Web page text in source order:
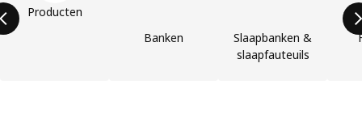
Producten
Banken
Slaapbanken &
slaapfauteuils